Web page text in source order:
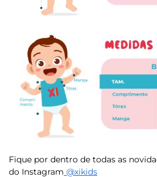
Fique por dentro de todas as
do Instagram @xikids